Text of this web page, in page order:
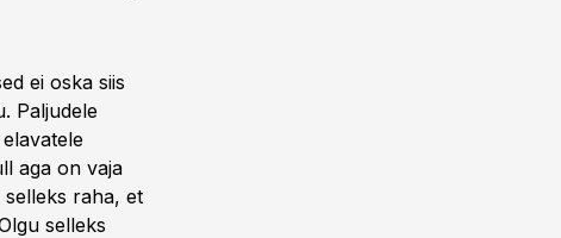
ei oska siis
Paljudele
aga on vaja
selleks raha, et
selleks